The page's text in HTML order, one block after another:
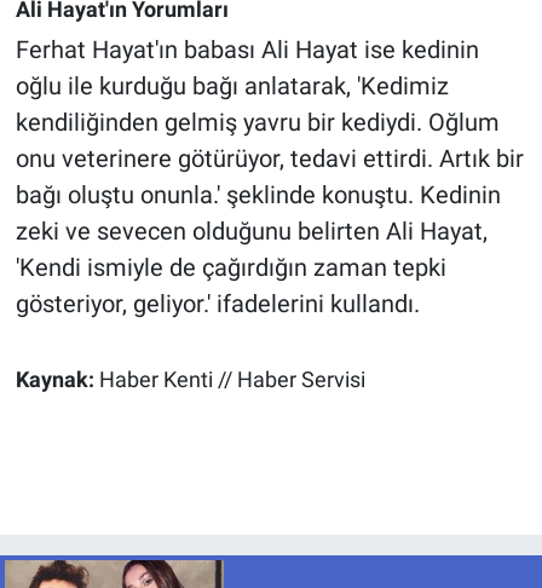
Ali Hayat'ın Yorumları
Ferhat Hayat'ın babası Ali Hayat ise kedinin
oğlu ile kurduğu bağı anlatarak, 'Kedimiz
kendiliğinden gelmiş yavru bir kediydi. Oğlum
onu veterinere götürüyor, tedavi ettirdi. Artık bir
bağı oluştu onunla.' şeklinde konuştu. Kedinin
zeki ve sevecen olduğunu belirten Ali Hayat,
'Kendi ismiyle de çağırdığın zaman tepki
gösteriyor, geliyor.' ifadelerini kullandı.
Kaynak: Haber Kenti // Haber Servisi